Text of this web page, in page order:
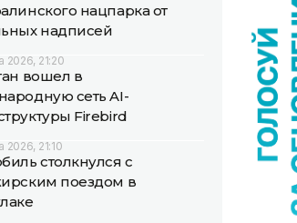
нацпарка от
надписей
2026, 21:20
вошел в
сеть AI-
Firebird
2026, 21:10
столкнулся с
поездом в